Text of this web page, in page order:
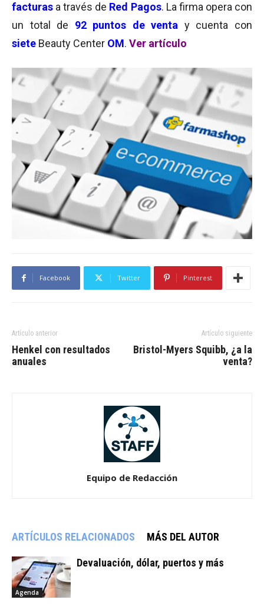
facturas a través de Red Pagos. La firma opera con
un total de 92 puntos de venta y cuenta con
siete Beauty Center OM. Ver artículo
Facebook Twitter Pinterest
Artículo anterior
Henkel con resultados
anuales
Artículo siguiente
Bristol-Myers Squibb, ¿a la
venta?
Equipo de Redacción
ARTÍCULOS RELACIONADOS MÁS DEL AUTOR
Agenda
Devaluación, dólar, puertos y más